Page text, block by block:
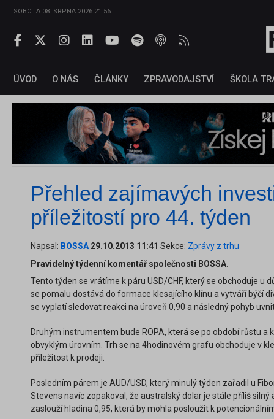
SOBOTA 08. SRPNA 2026 21:56
ÚVOD O NÁS ČLÁNKY ZPRAVODAJSTVÍ ŠKOLA
Přehled zajímavých
příležitostí pro 44. týden
Napsal: BOSSA 29.10.2013 11:41 Sekce: Zprávy z trhu
Pravidelný týdenní komentář společnosti BOSSA.
Tento týden se vrátíme k páru USD/CHF, který se obchoduje u
se pomalu dostává do formace klesajícího klínu a vytváří býčí
se vyplatí sledovat reakci na úroveň 0,90 a následný pohyb
Druhým instrumentem bude ROPA, která se po období růstu a
obvyklým úrovním. Trh se na 4hodinovém grafu obchoduje v
příležitost k prodeji.
Posledním párem je AUD/USD, který minulý týden zařadil u
Stevens navíc zopakoval, že australský dolar je stále příliš silný
zaslouží hladina 0,95, která by mohla posloužit k